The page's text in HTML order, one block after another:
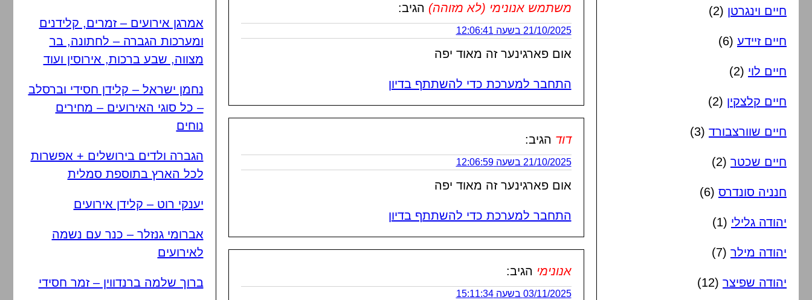
משתמש אנונימי (לא מזוהה) הגיב:
21/10/2025 בשעה 12:06:41
אום פארגינער זה מאוד יפה
התחבר למערכת כדי להשתתף בדיון
דוד הגיב:
21/10/2025 בשעה 12:06:59
אום פארגינער זה מאוד יפה
התחבר למערכת כדי להשתתף בדיון
אנונימי הגיב:
03/11/2025 בשעה 15:11:34
חיים וינגרטן (2)
חיים זיידע (6)
חיים לוי (2)
חיים קלצקין (2)
חיים שוורצבורד (3)
חיים שכטר (2)
חנניה סונדרס (6)
יהודה גלילי (1)
יהודה מילר (7)
יהודה שפיצר (12)
אמרגן אירועים – זמרים, קלידנים
ומערכות הגברה – לחתונה, בר
מצווה, שבע ברכות, אירוסין ועוד
נחמן ישראל – קלידן חסידי וברסלב
– כל סוגי האירועים – מחירים
נוחים
הגברה ולדים בירושלים + אפשרות
לכל הארץ בתוספת סמלית
יענקי רוט – קלידן אירועים
אברומי גנזלר – כנר עם נשמה
לאירועים
ברוך שלמה ברנדווין – זמר חסידי